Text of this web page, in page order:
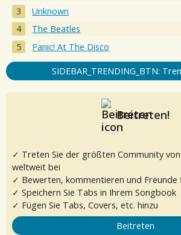
Unknown
The Beatles
Panic! At The Disco
SIDEBAR_TRENDING_BTN:
Beitreten!
✓ Treten Sie der größten Community von
weltweit bei
✓ Bewerten, kommentieren und Freunde
✓ Speichern Sie Tabs in Ihrem Songbook
✓ Fügen Sie Tabs, Covers, etc. hinzu
Beitreten